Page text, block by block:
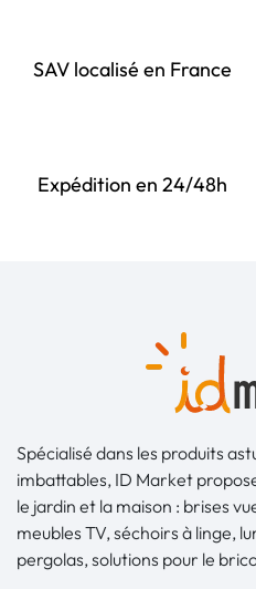
SAV localisé en France
Expédition en 24/48h
Spécialisé dans les produits
imbattables, ID Market
le jardin et la maison : brises
meubles TV, séchoirs à linge,
pergolas, solutions pour le